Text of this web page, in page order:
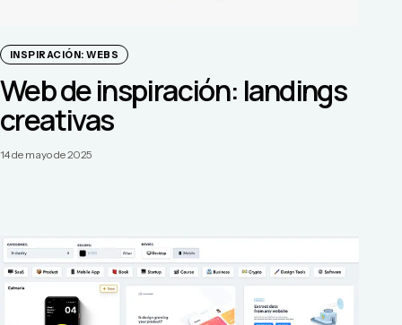
INSPIRACIÓN: WEBS
Web de inspiración: landings
creativas
14 de mayo de 2025